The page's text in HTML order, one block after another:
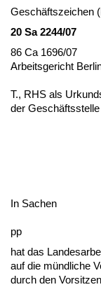
Geschäfts­zei­chen
20 Sa 2244/07
86 Ca 1696/07
Ar­beits­ge­richt
T., RHS als
der Geschäfts­stel­le
In Sa­chen
pp
hat das
auf die münd­li­che
durch den